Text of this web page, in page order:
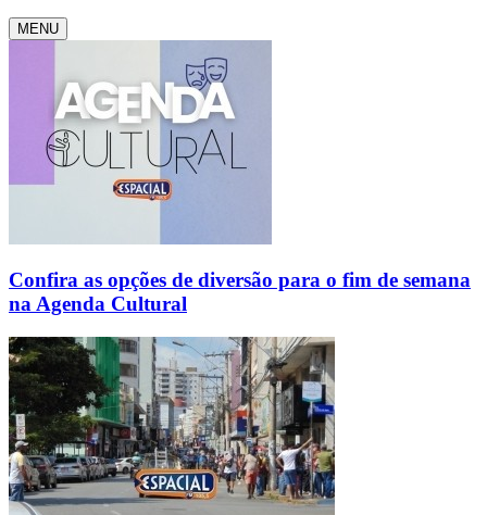
MENU
Confira as opções de diversão para o fim de semana
na Agenda Cultural